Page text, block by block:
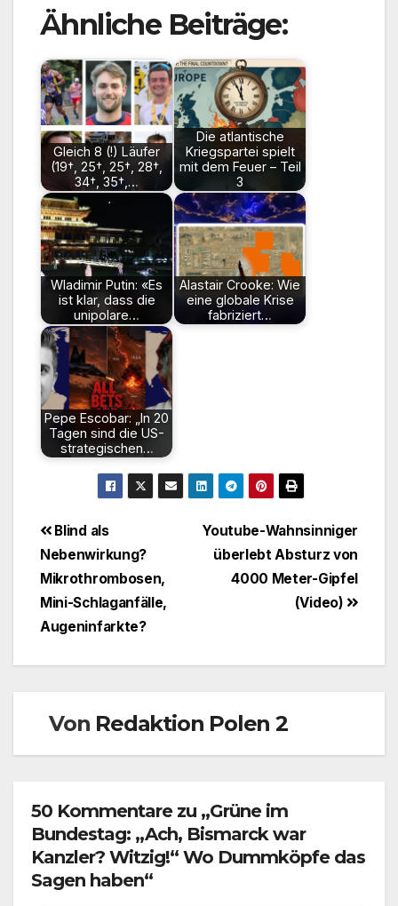
Ähnliche Beiträge:
Gleich 8 (!) Läufer
(19†, 25†, 25†, 28†,
34†, 35†,…
Die atlantische
Kriegspartei spielt
mit dem Feuer – Teil
3
Wladimir Putin: «Es
ist klar, dass die
unipolare…
Alastair Crooke: Wie
eine globale Krise
fabriziert…
Pepe Escobar: „In 20
Tagen sind die US-
strategischen…
Beitragsnavigation
Youtube-Wahnsinniger
überlebt Absturz von
4000 Meter-Gipfel
(Video)
Blind als
Nebenwirkung?
Mikrothrombosen,
Mini-Schlaganfälle,
Augeninfarkte?
Von Redaktion Polen 2
50 Kommentare zu „Grüne im
Bundestag: „Ach, Bismarck war
Kanzler? Witzig!“ Wo Dummköpfe das
Sagen haben“